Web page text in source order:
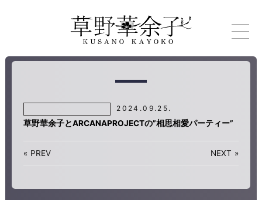
2024.09.25.
草野華余子とARCANAPROJECTの”相思相愛パーティー”
« PREV NEXT »